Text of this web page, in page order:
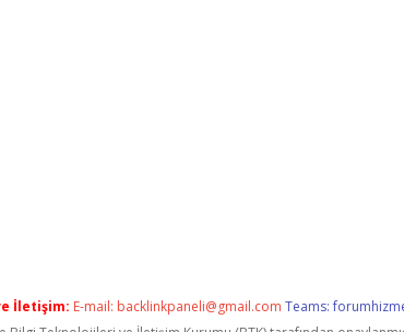
İletişim: E-mail: backlinkpaneli@gmail.com Teams: